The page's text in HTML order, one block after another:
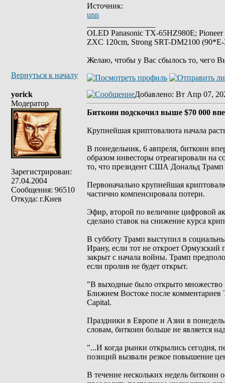
Источник:
unn
OLED Panasonic TX-65HZ980E;
ZXC 120cm, Strong SRT-DM2100
Желаю, чтобы у Вас сбылось то, чего
Вернуться к началу
yorick
Модератор
Зарегистрирован:
27.04.2004
Сообщения: 96510
Откуда: г.Киев
Добавлено: Вт Апр 07,
Биткоин подскочил выше $70 000
Крупнейшая криптовалюта начала
В понедельник, 6 авпреля, биткоин
образом инвесторы отреагировали на
то, что президент США Дональд Трамп
Первоначально крупнейшая
частично компенсировала потери.
Эфир, второй по величине цифровой
сделано ставок на снижение курса
В субботу Трамп выступил в
Ирану, если тот не откроет
закрыт с начала войны. Трамп
если пролив не будет открыт.
"В выходные было открыто множество
Ближнем Востоке после
Capital.
Праздники в Европе и Азии в
словам, биткоин больше не является
"...И когда рынки открылись сегодня,
позиций вызвали резкое повышение
В течение нескольких недель биткоин